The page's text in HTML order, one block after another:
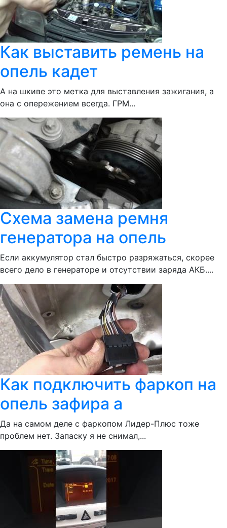
Как выставить ремень на
опель кадет
А на шкиве это метка для выставления зажигания, а
она с опережением всегда. ГРМ...
Схема замена ремня
генератора на опель
Если аккумулятор стал быстро разряжаться, скорее
всего дело в генераторе и отсутствии заряда АКБ....
Как подключить фаркоп на
опель зафира а
Да на самом деле с фаркопом Лидер-Плюс тоже
проблем нет. Запаску я не снимал,...